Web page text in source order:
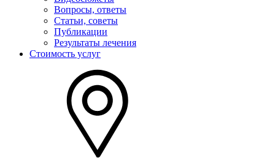
Вопросы, ответы
Статьи, советы
Публикации
Результаты лечения
Стоимость услуг